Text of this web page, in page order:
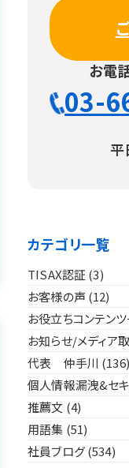
お電
03-
平
カテゴリ一覧
TISAX認証 (3)
お客様の声 (12)
お役立ちコンテン
お知らせ/メディア
代表 仲手川 (136)
個人情報漏洩&セキ
推薦文 (4)
用語集 (51)
社員ブログ(534)